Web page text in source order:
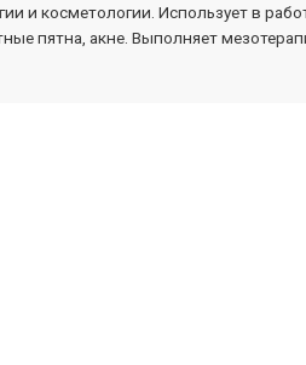
и косметологии. Использует в
пятна, акне. Выполняет